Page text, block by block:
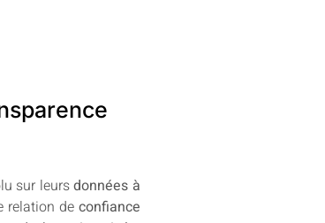
sur leursdonnées à
relation de confiance